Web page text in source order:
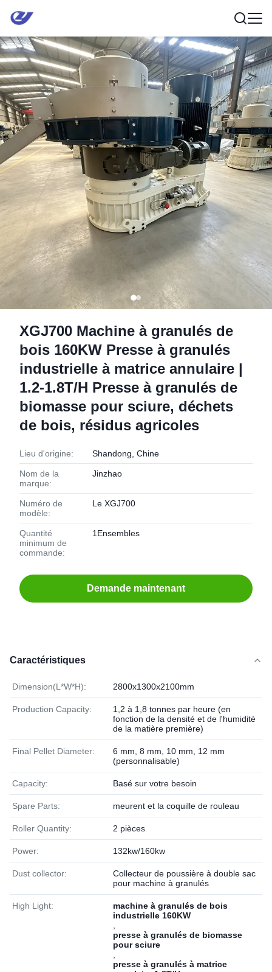
XGJ700 Machine à granulés de
bois 160KW Presse à granulés
industrielle à matrice annulaire |
1.2-1.8T/H Presse à granulés de
biomasse pour sciure, déchets
de bois, résidus agricoles
Lieu d'origine: Shandong, Chine
Nom de la
marque:
Jinzhao
Numéro de
modèle:
Le XGJ700
Quantité
minimum de
commande:
1Ensembles
Demande maintenant
Caractéristiques
Dimension(L*W*H): 2800x1300x2100mm
Production Capacity:
1,2 à 1,8 tonnes par heure (en
fonction de la densité et de l'humidité
de la matière première)
Final Pellet Diameter:
6 mm, 8 mm, 10 mm, 12 mm
(personnalisable)
Capacity: Basé sur votre besoin
Spare Parts: meurent et la coquille de rouleau
Roller Quantity: 2 pièces
Power: 132kw/160kw
Dust collector:
Collecteur de poussière à double sac
pour machine à granulés
High Light:
machine à granulés de bois
industrielle 160KW
presse à granulés de biomasse
pour sciure
presse à granulés à matrice